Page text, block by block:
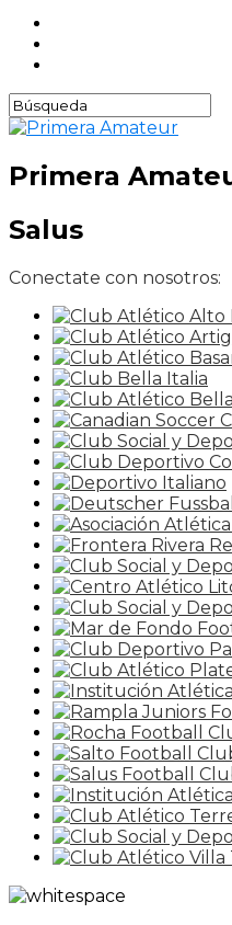
Primera
Salus
Conectate con nosotros: